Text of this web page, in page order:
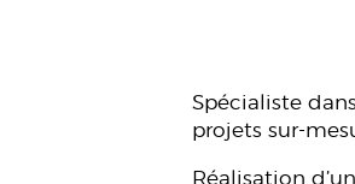
Spécialiste
projets sur-
Réalisation